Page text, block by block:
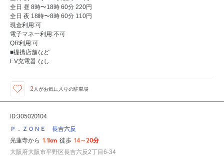
全日 昼 8時〜18時 60分 220円
全日 夜 18時〜8時 60分 110円
現金利用:可
電子マネー利用:不可
QR利用:可
■提携店舗など
EV充電器:なし
2 人がお気に入りの駐車場
ID:305020104
Ｐ．ＺＯＮＥ 長吉六反
光蓮寺から 1.1km 徒歩 14～20分
大阪府大阪市平野区長吉六反2丁目6-34